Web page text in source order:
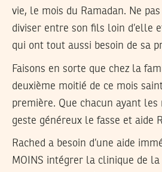
vie, le mois du Ramadan. Ne
diviser entre son fils loin d’elle
qui ont tout aussi besoin de sa
Faisons en sorte que chez la
deuxième moitié de ce mois
première. Que chacun ayant les
geste généreux le fasse et aide
Rached a besoin d’une aide
MOINS intégrer la clinique de